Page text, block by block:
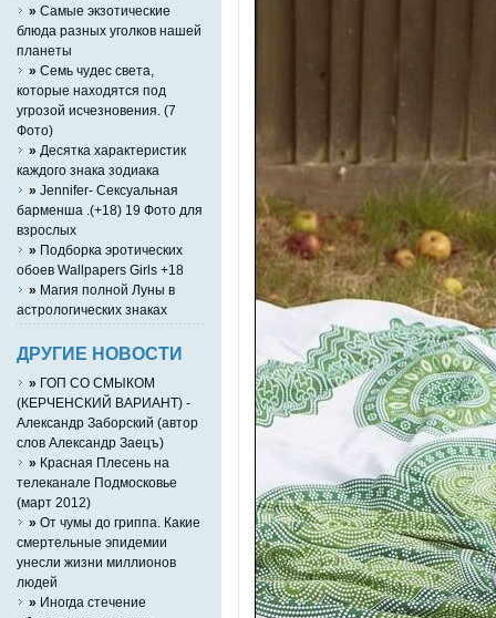
» Самые экзотические
блюда разных уголков нашей
планеты
» Семь чудес света,
которые находятся под
угрозой исчезновения. (7
Фото)
» Десятка характеристик
каждого знака зодиака
» Jennifer- Сексуальная
барменша .(+18) 19 Фото для
взрослых
» Подборка эротических
обоев Wallpapers Girls +18
» Магия полной Луны в
астрологических знаках
ДРУГИЕ НОВОСТИ
» ГОП СО СМЫКОМ
(КЕРЧЕНСКИЙ ВАРИАНТ) -
Александр Заборский (автор
слов Александр Заецъ)
» Красная Плесень на
телеканале Подмосковье
(март 2012)
» От чумы до гриппа. Какие
смертельные эпидемии
унесли жизни миллионов
людей
» Иногда стечение